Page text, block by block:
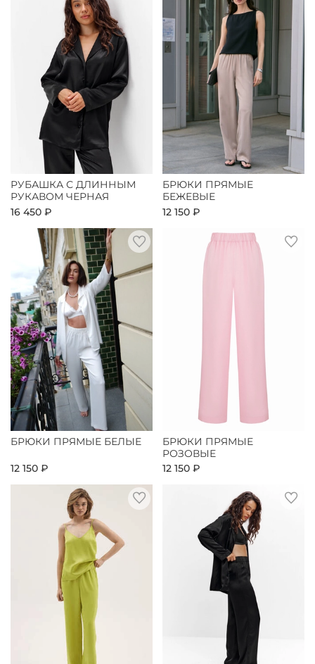
РУБАШКА С ДЛИННЫМ
РУКАВОМ ЧЕРНАЯ
16 450 ₽
БРЮКИ ПРЯМЫЕ
БЕЖЕВЫЕ
12 150 ₽
БРЮКИ ПРЯМЫЕ БЕЛЫЕ
12 150 ₽
БРЮКИ ПРЯМЫЕ
РОЗОВЫЕ
12 150 ₽